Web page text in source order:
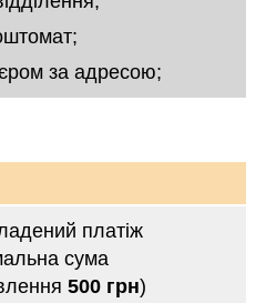
за адресою;
платіж
сума
500 грн)